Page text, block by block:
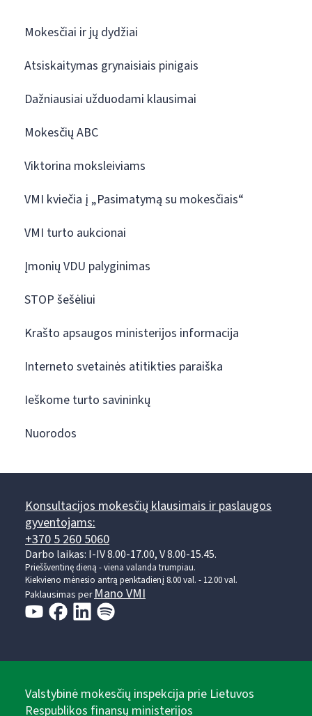
Mokesčiai ir jų dydžiai
Atsiskaitymas grynaisiais pinigais
Dažniausiai užduodami klausimai
Mokesčių ABC
Viktorina moksleiviams
VMI kviečia į „Pasimatymą su mokesčiais“
VMI turto aukcionai
Įmonių VDU palyginimas
STOP šešėliui
Krašto apsaugos ministerijos informacija
Interneto svetainės atitikties paraiška
Ieškome turto savininkų
Nuorodos
Konsultacijos mokesčių klausimais ir paslaugos
gyventojams:
+370 5 260 5060
Darbo laikas: I-IV 8.00-17.00, V 8.00-15.45.
Prieššventinę dieną - viena valanda trumpiau.
Kiekvieno mėnesio antrą penktadienį 8.00 val. - 12.00 val.
Paklausimas perMano VMI
Valstybinė mokesčių inspekcija prie Lietuvos
Respublikos finansų ministerijos